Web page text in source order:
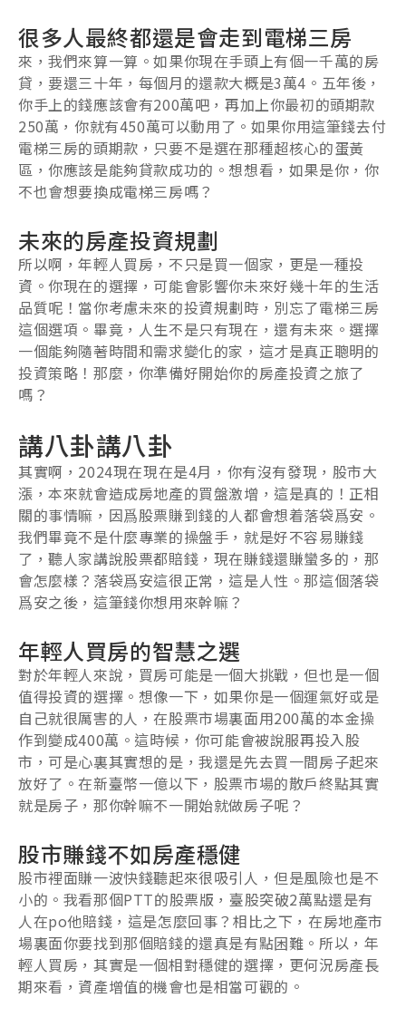
很多人最終都還是會走到電梯三房
來，我們來算一算。如果你現在手頭上有個一千萬的房
貸，要還三十年，每個月的還款大概是3萬4。五年後，
你手上的錢應該會有200萬吧，再加上你最初的頭期款
250萬，你就有450萬可以動用了。如果你用這筆錢去付
電梯三房的頭期款，只要不是選在那種超核心的蛋黃
區，你應該是能夠貸款成功的。想想看，如果是你，你
不也會想要換成電梯三房嗎？
未來的房產投資規劃
所以啊，年輕人買房，不只是買一個家，更是一種投
資。你現在的選擇，可能會影響你未來好幾十年的生活
品質呢！當你考慮未來的投資規劃時，別忘了電梯三房
這個選項。畢竟，人生不是只有現在，還有未來。選擇
一個能夠隨著時間和需求變化的家，這才是真正聰明的
投資策略！那麼，你準備好開始你的房產投資之旅了
嗎？
講八卦講八卦
其實啊，2024現在現在是4月，你有沒有發現，股市大
漲，本來就會造成房地產的買盤激增，這是真的！正相
關的事情嘛，因爲股票賺到錢的人都會想着落袋爲安。
我們畢竟不是什麼專業的操盤手，就是好不容易賺錢
了，聽人家講說股票都賠錢，現在賺錢還賺蠻多的，那
會怎麼樣？落袋爲安這很正常，這是人性。那這個落袋
爲安之後，這筆錢你想用來幹嘛？
年輕人買房的智慧之選
對於年輕人來說，買房可能是一個大挑戰，但也是一個
值得投資的選擇。想像一下，如果你是一個運氣好或是
自己就很厲害的人，在股票市場裏面用200萬的本金操
作到變成400萬。這時候，你可能會被說服再投入股
市，可是心裏其實想的是，我還是先去買一間房子起來
放好了。在新臺幣一億以下，股票市場的散戶終點其實
就是房子，那你幹嘛不一開始就做房子呢？
股市賺錢不如房產穩健
股市裡面賺一波快錢聽起來很吸引人，但是風險也是不
小的。我看那個PTT的股票版，臺股突破2萬點還是有
人在po他賠錢，這是怎麼回事？相比之下，在房地產市
場裏面你要找到那個賠錢的還真是有點困難。所以，年
輕人買房，其實是一個相對穩健的選擇，更何況房產長
期來看，資產增值的機會也是相當可觀的。